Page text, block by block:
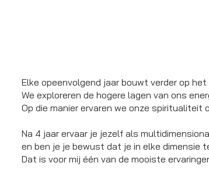
Elke opeenvolgend jaar bouwt verder op
We exploreren de hogere lagen van ons
Op die manier ervaren we onze spiritualiteit
Na 4 jaar ervaar je jezelf als
en ben je je bewust dat je in elke dimensie
Dat is voor mij één van de mooiste